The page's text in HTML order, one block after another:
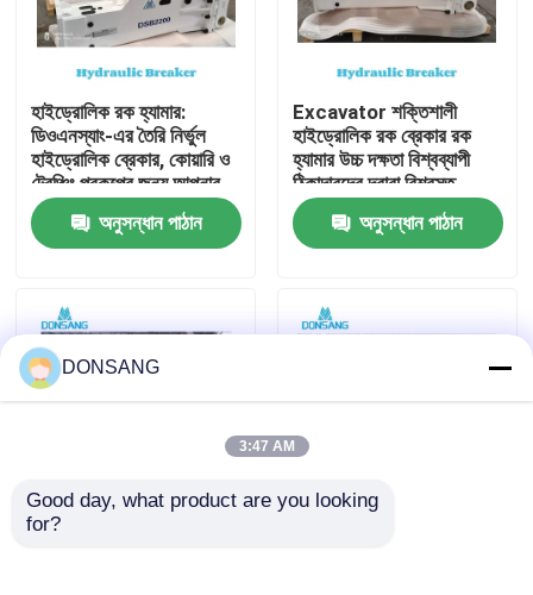
VR প্রদর্শন
আমাদের সম্পর্কে
কারখানা ভ্রমণ
যোগাযোগ করুন
হাইড্রোলিক রক ব্রেকার
হাইড্রোলিক রক হ্যামার:
ডিওএনস্যাং-এর তৈরি নির্ভুল
হাইড্রোলিক ব্রেকার, কোয়ারি ও
ট্রেঞ্চিং প্রকল্পের জন্য আপনার
ভালো সহযোগী
অনুসন্ধান পাঠান
Excavator শক্তিশালী
হাইড্রোলিক রক ব্রেকার রক
হ্যামার উচ্চ দক্ষতা বিশ্বব্যাপী
ঠিকাদারদের দ্বারা বিশ্বস্ত
DONSANG লাইফটাইম
রক্ষণাবেক্ষণ নির্দেশিকা সহ
হাইড্রোলিক ব্রেকার
অনুসন্ধান পাঠান
হাইড্রোলিক ব্রেকার হ্যামার
DONSANG
3:47 AM
Good day, what product are you looking
for?